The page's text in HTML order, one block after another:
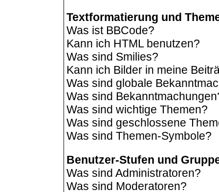
Textformatierung und
Was ist BBCode?
Kann ich HTML benutzen?
Was sind Smilies?
Kann ich Bilder in meine
Was sind globale
Was sind
Was sind wichtige Themen?
Was sind geschlossene
Was sind Themen-Symbole?
Benutzer-Stufen und
Was sind Administratoren?
Was sind Moderatoren?